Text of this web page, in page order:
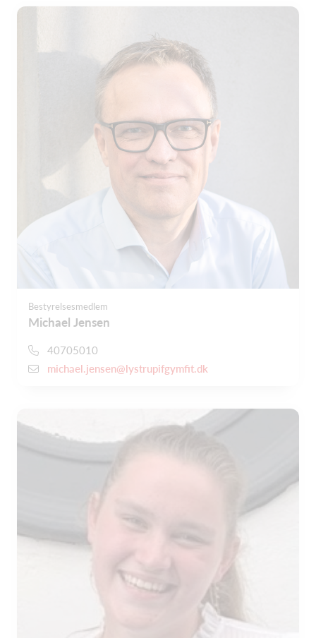
Bestyrelsesmedlem
Michael Jensen
40705010
michael.jensen@lystrupifgymfit.dk